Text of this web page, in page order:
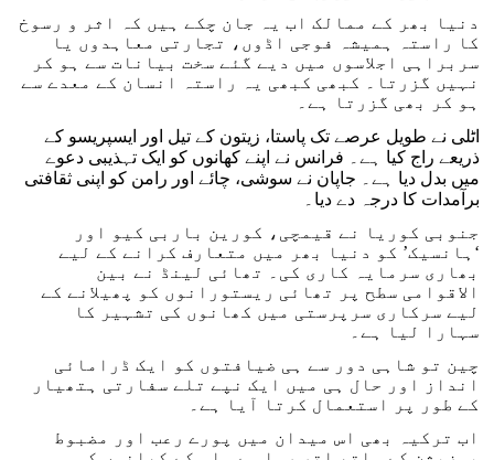
دنیا بھر کے ممالک اب یہ جان چکے ہیں کہ اثر و رسوخ
کا راستہ ہمیشہ فوجی اڈوں، تجارتی معاہدوں یا
سربراہی اجلاسوں میں دیے گئے سخت بیانات سے ہو کر
نہیں گزرتا۔ کبھی کبھی یہ راستہ انسان کے معدے سے
ہو کر بھی گزرتا ہے۔
اٹلی نے طویل عرصے تک پاستا، زیتون کے تیل اور ایسپریسو کے
ذریعے راج کیا ہے۔ فرانس نے اپنے کھانوں کو ایک تہذیبی دعوے
میں بدل دیا ہے۔ جاپان نے سوشی، چائے اور رامن کو اپنی ثقافتی
برآمدات کا درجہ دے دیا۔
جنوبی کوریا نے قیمچی، کورین باربی کیو اور
‘ہانسیک’ کو دنیا بھر میں متعارف کرانے کے لیے
بھاری سرمایہ کاری کی۔ تھائی لینڈ نے بین
الاقوامی سطح پر تھائی ریستورانوں کو پھیلانے کے
لیے سرکاری سرپرستی میں کھانوں کی تشہیر کا
سہارا لیا ہے۔
چین تو شاہی دور سے ہی ضیافتوں کو ایک ڈرامائی
انداز اور حال ہی میں ایک نپے تلے سفارتی ہتھیار
کے طور پر استعمال کرتا آیا ہے۔
اب ترکیہ بھی اس میدان میں پورے رعب اور مضبوط